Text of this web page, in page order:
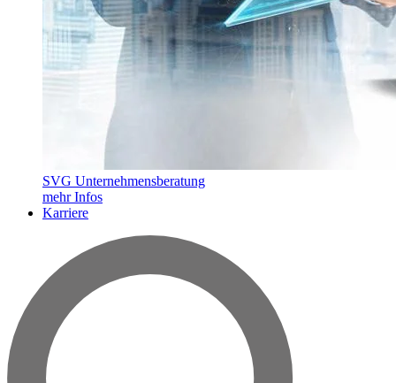
SVG Unternehmensberatung
mehr Infos
Karriere